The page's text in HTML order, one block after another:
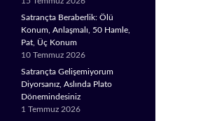
Satrançta Beraberlik: Ölü
Konum, Anlaşmalı, 50 Hamle,
Pat, Üç Konum
10 Temmuz 2026
Satrançta Gelişemiyorum
Diyorsanız, Aslında Plato
Dönemindesiniz
1 Temmuz 2026